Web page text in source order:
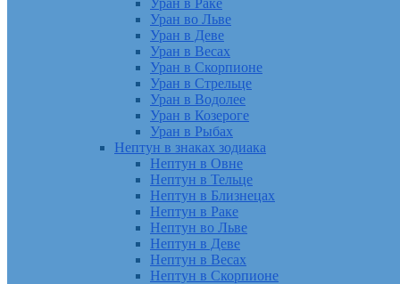
Уран в Раке
Уран во Льве
Уран в Деве
Уран в Весах
Уран в Скорпионе
Уран в Стрельце
Уран в Водолее
Уран в Козероге
Уран в Рыбах
Нептун в знаках зодиака
Нептун в Овне
Нептун в Тельце
Нептун в Близнецах
Нептун в Раке
Нептун во Льве
Нептун в Деве
Нептун в Весах
Нептун в Скорпионе